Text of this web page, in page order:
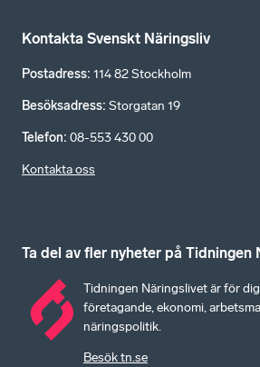
Kontakta Svenskt Näringsliv
Postadress: 114 82 Stockholm
Besöksadress: Storgatan 19
Telefon: 08-553 430 00
Kontakta oss
Ta del av fler nyheter på Tidningen
Tidningen Näringslivet är för
företagande, ekonomi,
näringspolitik.
Besök tn.se